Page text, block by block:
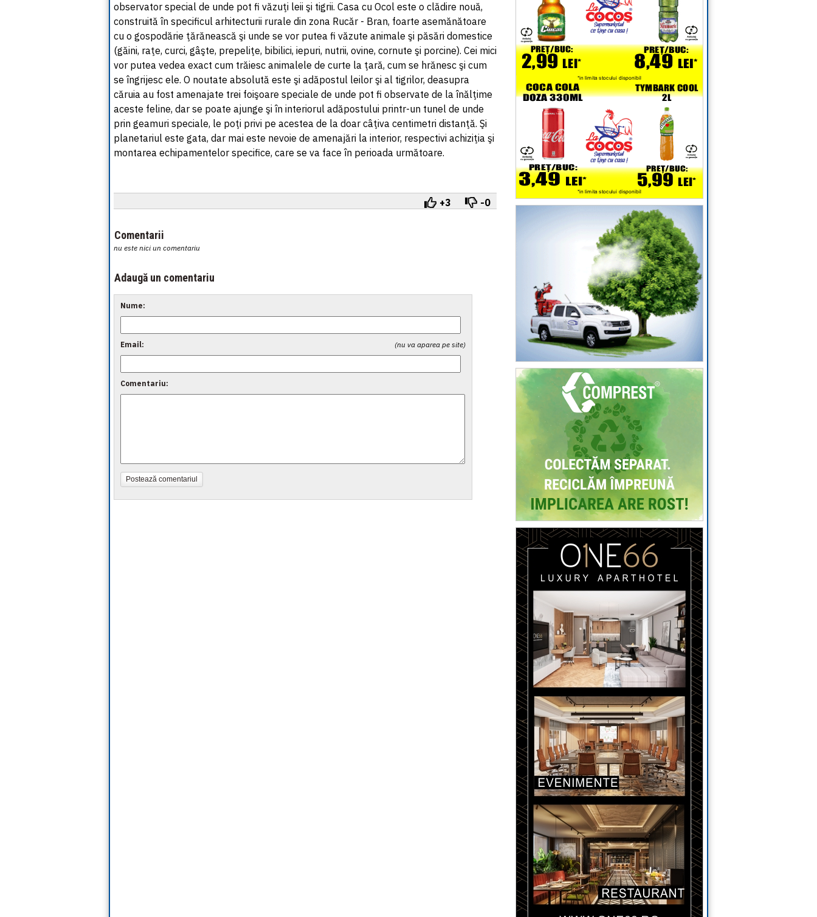
observator special de unde pot fi văzuţi leii şi tigrii. Casa cu Ocol este o clădire nouă,
construită în specificul arhitecturii rurale din zona Rucăr - Bran, foarte asemănătoare
cu o gospodărie ţărănească şi unde se vor putea fi văzute animale şi păsări domestice
(găini, raţe, curci, gâşte, prepeliţe, bibilici, iepuri, nutrii, ovine, cornute şi porcine). Cei mici
vor putea vedea exact cum trăiesc animalele de curte la ţară, cum se hrănesc şi cum
se îngrijesc ele. O noutate absolută este şi adăpostul leilor şi al tigrilor, deasupra
căruia au fost amenajate trei foişoare speciale de unde pot fi observate de la înălţime
aceste feline, dar se poate ajunge şi în interiorul adăpostului printr-un tunel de unde
prin geamuri speciale, le poţi privi pe acestea de la doar câţiva centimetri distanţă. Şi
planetariul este gata, dar mai este nevoie de amenajări la interior, respectivi achiziţia şi
montarea echipamentelor specifice, care se va face în perioada următoare.
+3 -0
Comentarii
nu este nici un comentariu
Adaugă un comentariu
Nume:
(nu va aparea pe site)
Email:
Comentariu:
Postează comentariul